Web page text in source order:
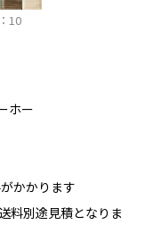
10
ホー
かかります
料別途見積となりま